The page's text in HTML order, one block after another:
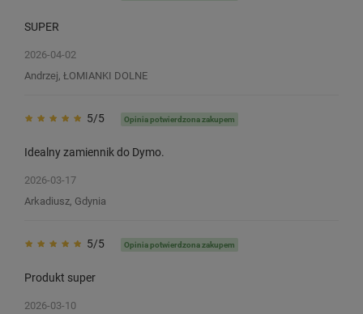
7 m / przezroczysta / czarny nadruk /
SUPER
2026-04-02
Andrzej, ŁOMIANKI DOLNE
5/5 Opinia potwierdzona zakupem
Idealny zamiennik do Dymo.
2026-03-17
Arkadiusz, Gdynia
5/5 Opinia potwierdzona zakupem
Produkt super
2026-03-10